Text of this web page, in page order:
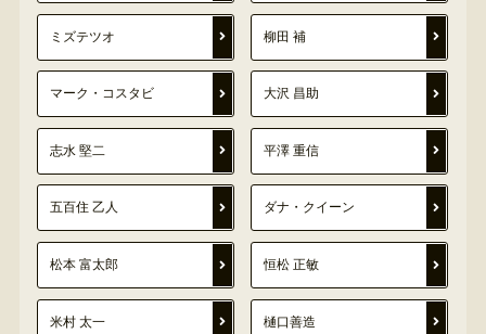
ミズテツオ 柳田 補
マーク・コスタビ 大沢 昌助
志水 堅二 平澤 重信
五百住 乙人 ダナ・クイーン
松本 富太郎 恒松 正敏
米村 太一 樋口善造